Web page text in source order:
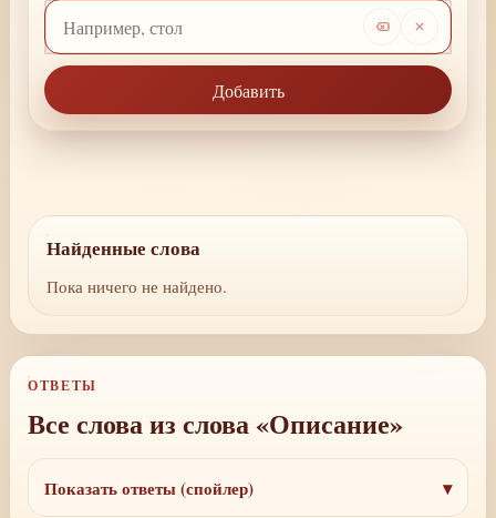
Добавить
Найденные слова
Пока ничего не найдено.
ОТВЕТЫ
Все слова из слова «Описание»
Показать ответы (спойлер)